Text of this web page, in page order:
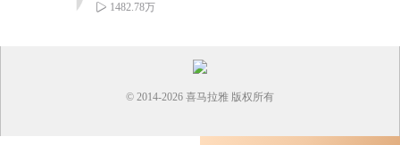
1482.78万
© 2014-2026 喜马拉雅 版权所有